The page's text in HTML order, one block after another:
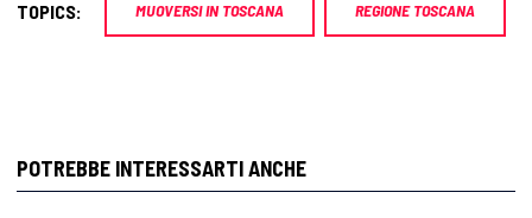
TOPICS: MUOVERSI IN TOSCANA REGIONE TOSCANA
POTREBBE INTERESSARTI ANCHE